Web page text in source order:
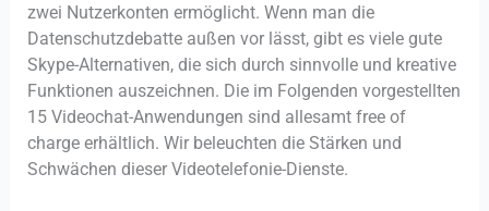
zwei Nutzerkonten ermöglicht. Wenn man die
Datenschutzdebatte außen vor lässt, gibt es viele gute
Skype-Alternativen, die sich durch sinnvolle und kreative
Funktionen auszeichnen. Die im Folgenden vorgestellten
15 Videochat-Anwendungen sind allesamt free of
charge erhältlich. Wir beleuchten die Stärken und
Schwächen dieser Videotelefonie-Dienste.